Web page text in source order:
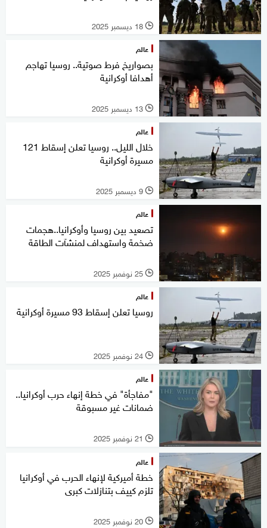
l 18 ديسمبر 2025
عالم
بصواريخ فرط صوتية.. روسيا تهاجم
أهدافا أوكرانية
l 13 ديسمبر 2025
عالم
خلال الليل.. روسيا تعلن إسقاط 121
مسيرة أوكرانية
l 9 ديسمبر 2025
عالم
تصعيد بين روسيا وأوكرانيا..هجمات
ضخمة واستهداف لمنشآت الطاقة
l 25 نوفمبر 2025
عالم
روسيا تعلن إسقاط 93 مسيرة أوكرانية
l 24 نوفمبر 2025
عالم
"مفاجأة" في خطة إنهاء حرب أوكرانيا..
ضمانات غير مسبوقة
l 21 نوفمبر 2025
عالم
خطة أميركية لإنهاء الحرب في أوكرانيا
تلزم كييف بتنازلات كبرى
l 20 نوفمبر 2025